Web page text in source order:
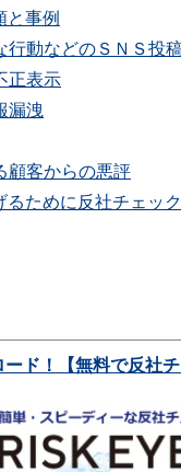
と事例
行動などのＳＮＳ投
正表示
漏洩
顧客からの悪評
ために反社チェッ
ド！【無料で反社チ